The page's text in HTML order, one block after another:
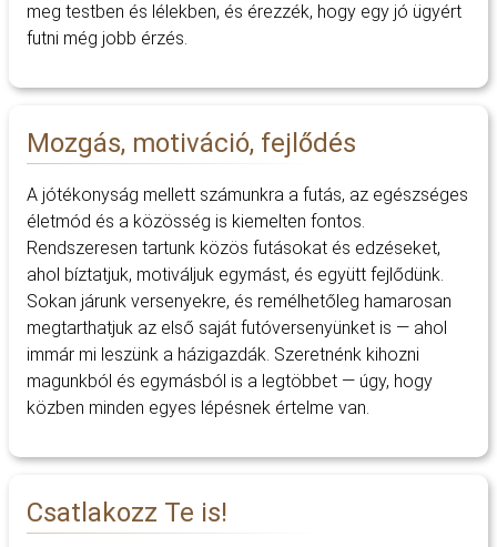
meg testben és lélekben, és érezzék, hogy egy jó ügyért
futni még jobb érzés.
Mozgás, motiváció, fejlődés
A jótékonyság mellett számunkra a futás, az egészséges
életmód és a közösség is kiemelten fontos.
Rendszeresen tartunk közös futásokat és edzéseket,
ahol bíztatjuk, motiváljuk egymást, és együtt fejlődünk.
Sokan járunk versenyekre, és remélhetőleg hamarosan
megtarthatjuk az első saját futóversenyünket is — ahol
immár mi leszünk a házigazdák. Szeretnénk kihozni
magunkból és egymásból is a legtöbbet — úgy, hogy
közben minden egyes lépésnek értelme van.
Csatlakozz Te is!